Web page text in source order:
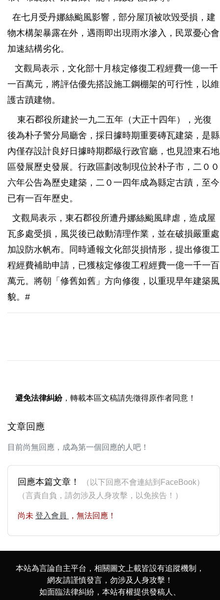
在七月受丹娜絲颱風影響，部分屋頂被吹毀受損，建
物木構架暴露在外，遇雨即出現雨水滲入，民眾憂心會
加速結構劣化。
文觀局表示，文化部十月核定修復工程經費一億一千
一百萬元，將評估優先搭設施工鋼棚架的可行性，以維
護古蹟建物。
東石郡役所建於一九二五年（大正十四年），光復
後為朴子警分局廳舍，採日據時期重要磚瓦建築，是縣
內僅存設計良好日據時期郡級行政官廳，也見證東石地
區發展歷史發展。行政區劃改制現位於朴子市，二００
六年公告為歷史建築，二０一四年成為縣定古蹟，至今
已有一百年歷史。
文觀局表示，東石郡役所遭丹娜絲颱風肆虐，造成屋
瓦多處受損，風災後已啟動清理作業，並在破損嚴重處
加設防水帆布。同時通報文化部災損情形，提出修復工
程經費補助申請，已獲核定修復工程經費一億一千一百
萬元。將朝「修舊如舊」方向修復，以重現早年建築風
貌。#
避免法律糾紛，轉載本區文稿請先徵得原作者同意！
文章回應
目前尚無回應，成為第一個回應的人吧！
回應本篇文章！
（以下回應不會連結到FaceBook）
（言責自負，請勿涉及人身攻擊，以免挨告！）
尚未 登入會員 ，無法回應！
本站為言論自主平台，相關圖文上載皆設有追蹤機制，
網友請謹慎發言，勿涉及人身攻擊！
如面臨法律糾紛，本站有權提供發稿人、